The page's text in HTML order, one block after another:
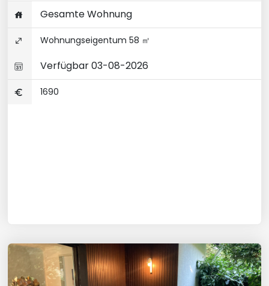
Gesamte Wohnung
Wohnungseigentum 58 ㎡
Verfügbar 03-08-2026
1690